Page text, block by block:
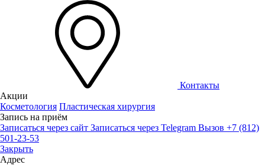
Контакты
Акции
Косметология Пластическая хирургия
Запись на приём
Записаться через сайт Записаться через Telegram Вызов +7 (812)
501-23-53
Закрыть
Адрес